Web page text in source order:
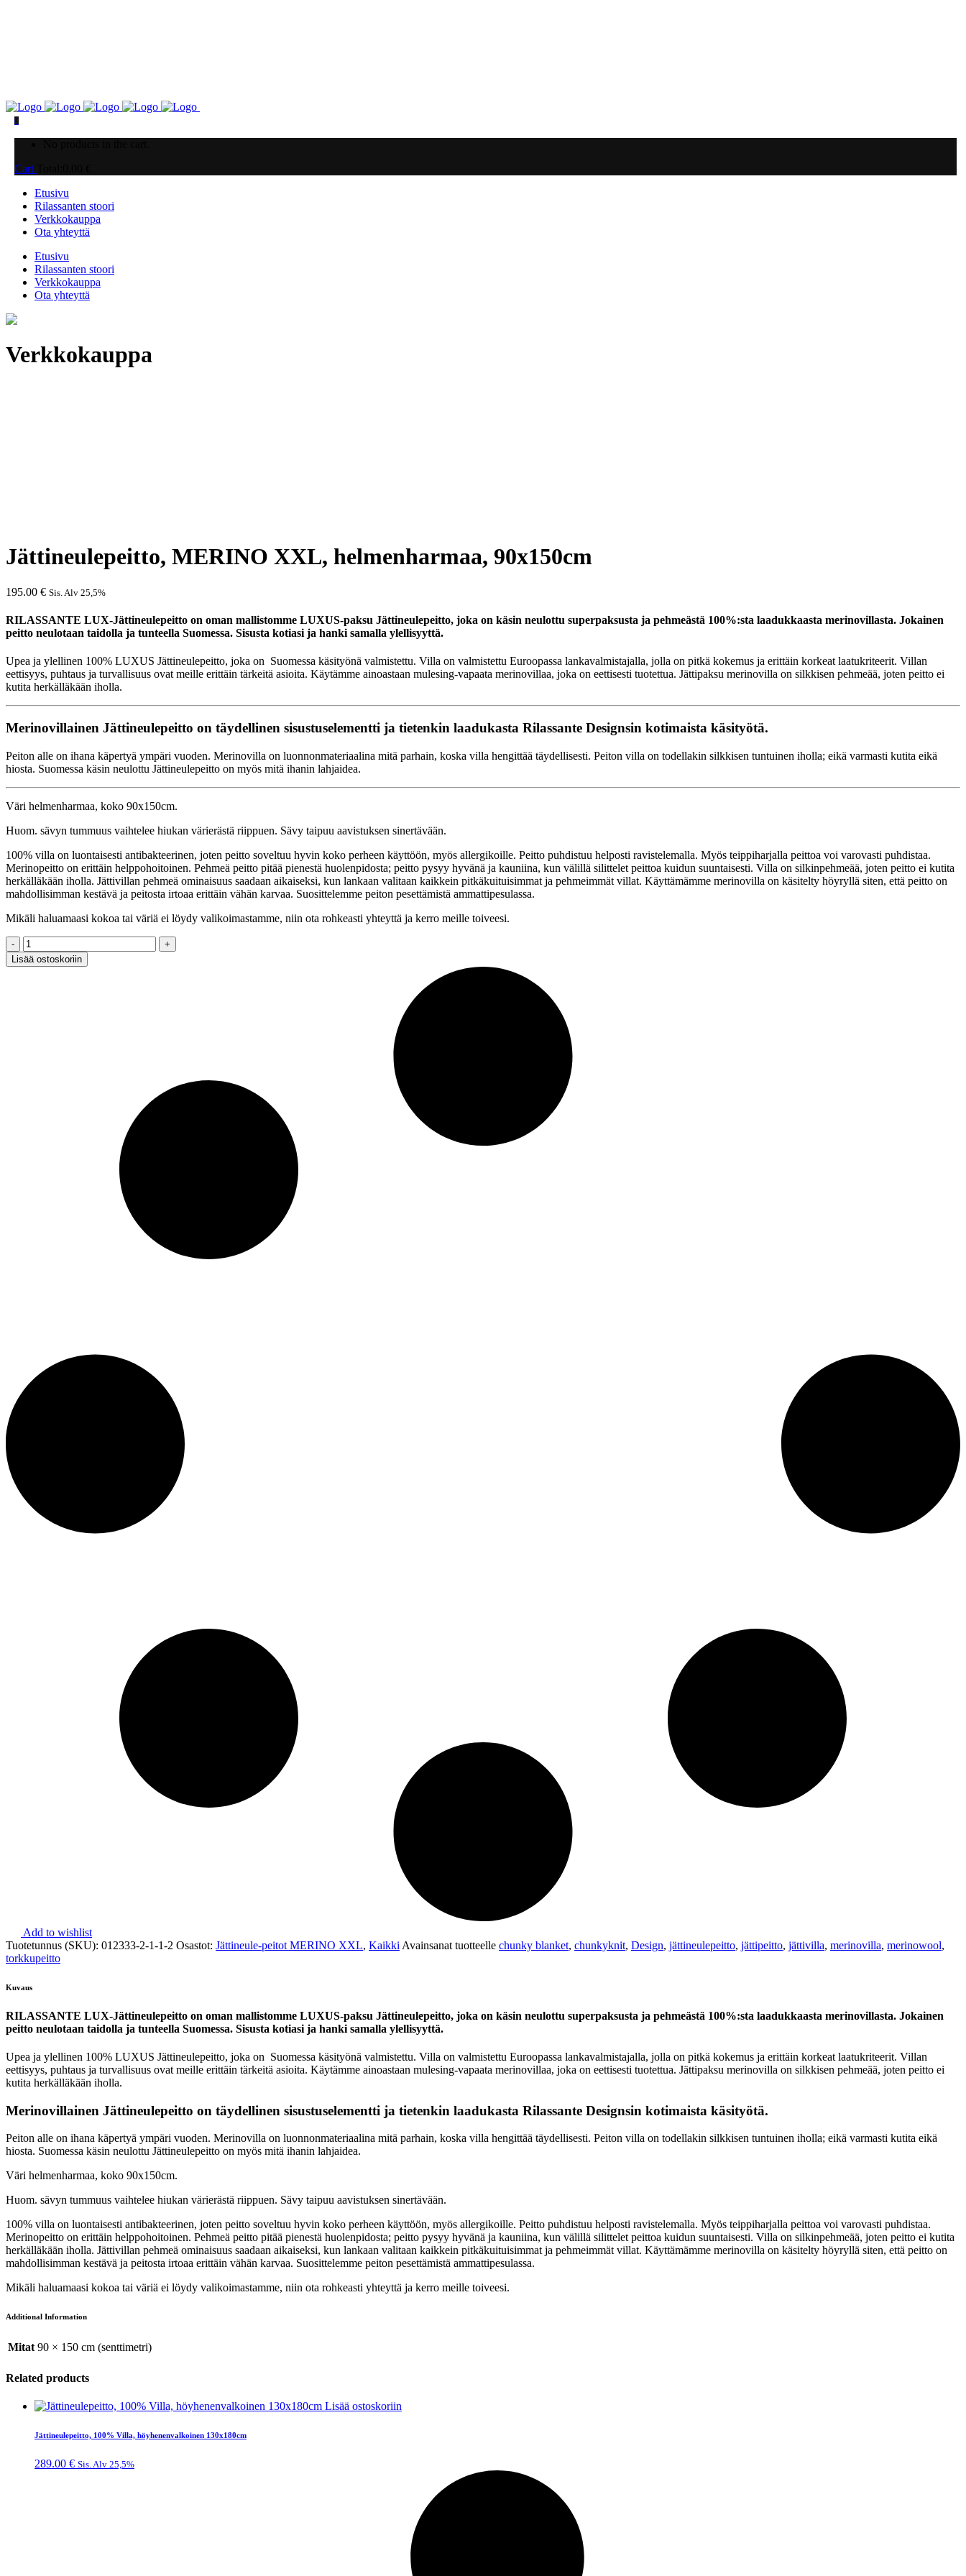
0
Cart
Etusivu
Rilassanten stoori
Verkkokauppa
Ota yhteyttä
Etusivu
Rilassanten stoori
Verkkokauppa
Ota yhteyttä
Verkkokauppa
Jättineulepeitto, MERINO XXL, helmenharmaa, 90x150cm
195.00 € Sis. Alv 25,5%
RILASSANTE LUX-Jättineulepeitto on oman mallistomme LUXUS-paksu Jättineulepeitto, joka on käsin neulottu superpaksusta ja pehmeästä 100%:sta laadukkaasta merinovillasta. Jokainen
peitto neulotaan taidolla ja tunteella Suomessa. Sisusta kotiasi ja hanki samalla ylellisyyttä.
Upea ja ylellinen 100% LUXUS Jättineulepeitto, joka on Suomessa käsityönä valmistettu. Villa on valmistettu Euroopassa lankavalmistajalla, jolla on pitkä kokemus ja erittäin korkeat laatukriteerit. Villan
eettisyys, puhtaus ja turvallisuus ovat meille erittäin tärkeitä asioita. Käytämme ainoastaan mulesing-vapaata merinovillaa, joka on eettisesti tuotettua. Jättipaksu merinovilla on silkkisen pehmeää, joten peitto ei
kutita herkälläkään iholla.
Merinovillainen Jättineulepeitto on täydellinen sisustuselementti ja tietenkin laadukasta Rilassante Designsin kotimaista käsityötä.
Peiton alle on ihana käpertyä ympäri vuoden. Merinovilla on luonnonmateriaalina mitä parhain, koska villa hengittää täydellisesti. Peiton villa on todellakin silkkisen tuntuinen iholla; eikä varmasti kutita eikä
hiosta. Suomessa käsin neulottu Jättineulepeitto on myös mitä ihanin lahjaidea.
Väri helmenharmaa, koko 90x150cm.
Huom. sävyn tummuus vaihtelee hiukan värierästä riippuen. Sävy taipuu aavistuksen sinertävään.
100% villa on luontaisesti antibakteerinen, joten peitto soveltuu hyvin koko perheen käyttöön, myös allergikoille. Peitto puhdistuu helposti ravistelemalla. Myös teippiharjalla peittoa voi varovasti puhdistaa.
Merinopeitto on erittäin helppohoitoinen. Pehmeä peitto pitää pienestä huolenpidosta; peitto pysyy hyvänä ja kauniina, kun välillä silittelet peittoa kuidun suuntaisesti. Villa on silkinpehmeää, joten peitto ei kutita
herkälläkään iholla. Jättivillan pehmeä ominaisuus saadaan aikaiseksi, kun lankaan valitaan kaikkein pitkäkuituisimmat ja pehmeimmät villat. Käyttämämme merinovilla on käsitelty höyryllä siten, että peitto on
mahdollisimman kestävä ja peitosta irtoaa erittäin vähän karvaa. Suosittelemme peiton pesettämistä ammattipesulassa.
Mikäli haluamaasi kokoa tai väriä ei löydy valikoimastamme, niin ota rohkeasti yhteyttä ja kerro meille toiveesi.
Jättineulepeitto,
MERINO
XXL,
Lisää ostoskoriin
Add to wishlist
Tuotetunnus (SKU): 012333-2-1-1-2 Osastot: Jättineule-peitot MERINO XXL, Kaikki Avainsanat tuotteelle chunky blanket, chunkyknit, Design, jättineulepeitto, jättipeitto, jättivilla, merinovilla, merinowool,
torkkupeitto
Kuvaus
RILASSANTE LUX-Jättineulepeitto on oman mallistomme LUXUS-paksu Jättineulepeitto, joka on käsin neulottu superpaksusta ja pehmeästä 100%:sta laadukkaasta merinovillasta. Jokainen
peitto neulotaan taidolla ja tunteella Suomessa. Sisusta kotiasi ja hanki samalla ylellisyyttä.
Upea ja ylellinen 100% LUXUS Jättineulepeitto, joka on Suomessa käsityönä valmistettu. Villa on valmistettu Euroopassa lankavalmistajalla, jolla on pitkä kokemus ja erittäin korkeat laatukriteerit. Villan
eettisyys, puhtaus ja turvallisuus ovat meille erittäin tärkeitä asioita. Käytämme ainoastaan mulesing-vapaata merinovillaa, joka on eettisesti tuotettua. Jättipaksu merinovilla on silkkisen pehmeää, joten peitto ei
kutita herkälläkään iholla.
Merinovillainen Jättineulepeitto on täydellinen sisustuselementti ja tietenkin laadukasta Rilassante Designsin kotimaista käsityötä.
Peiton alle on ihana käpertyä ympäri vuoden. Merinovilla on luonnonmateriaalina mitä parhain, koska villa hengittää täydellisesti. Peiton villa on todellakin silkkisen tuntuinen iholla; eikä varmasti kutita eikä
hiosta. Suomessa käsin neulottu Jättineulepeitto on myös mitä ihanin lahjaidea.
Väri helmenharmaa, koko 90x150cm.
Huom. sävyn tummuus vaihtelee hiukan värierästä riippuen. Sävy taipuu aavistuksen sinertävään.
100% villa on luontaisesti antibakteerinen, joten peitto soveltuu hyvin koko perheen käyttöön, myös allergikoille. Peitto puhdistuu helposti ravistelemalla. Myös teippiharjalla peittoa voi varovasti puhdistaa.
Merinopeitto on erittäin helppohoitoinen. Pehmeä peitto pitää pienestä huolenpidosta; peitto pysyy hyvänä ja kauniina, kun välillä silittelet peittoa kuidun suuntaisesti. Villa on silkinpehmeää, joten peitto ei kutita
herkälläkään iholla. Jättivillan pehmeä ominaisuus saadaan aikaiseksi, kun lankaan valitaan kaikkein pitkäkuituisimmat ja pehmeimmät villat. Käyttämämme merinovilla on käsitelty höyryllä siten, että peitto on
mahdollisimman kestävä ja peitosta irtoaa erittäin vähän karvaa. Suosittelemme peiton pesettämistä ammattipesulassa.
Mikäli haluamaasi kokoa tai väriä ei löydy valikoimastamme, niin ota rohkeasti yhteyttä ja kerro meille toiveesi.
Additional Information
Mitat 90 × 150 cm (senttimetri)
Related products
Lisää ostoskoriin
Jättineulepeitto, 100% Villa, höyhenenvalkoinen 130x180cm
289.00 € Sis. Alv 25,5%